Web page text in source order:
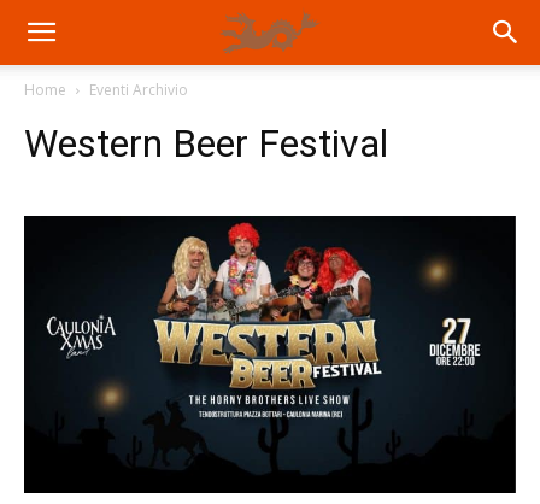
Home Eventi Archivio
Western Beer Festival